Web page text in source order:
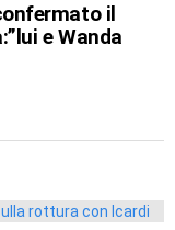
il
e Wanda